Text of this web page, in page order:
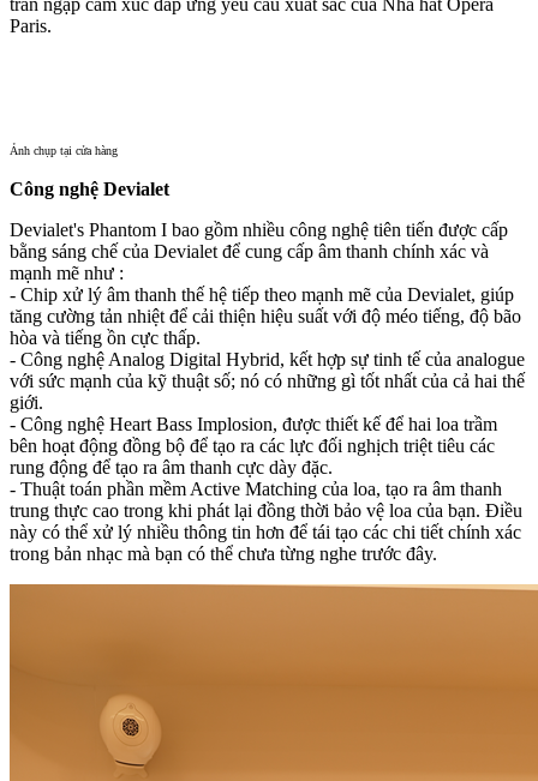
Paris.
Ảnh chụp tại cửa hàng
Công nghệ Devialet
Devialet's Phantom I bao gồm nhiều công nghệ tiên tiến được cấp
bằng sáng chế của Devialet để cung cấp âm thanh chính xác và
mạnh mẽ như :
- Chip xử lý âm thanh thế hệ tiếp theo mạnh mẽ của Devialet, giúp
tăng cường tản nhiệt để cải thiện hiệu suất với độ méo tiếng, độ bão
hòa và tiếng ồn cực thấp.
- Công nghệ Analog Digital Hybrid, kết hợp sự tinh tế của analogue
với sức mạnh của kỹ thuật số; nó có những gì tốt nhất của cả hai thế
giới.
- Công nghệ Heart Bass Implosion, được thiết kế để hai loa trầm
bên hoạt động đồng bộ để tạo ra các lực đối nghịch triệt tiêu các
rung động để tạo ra âm thanh cực dày đặc.
- Thuật toán phần mềm Active Matching của loa, tạo ra âm thanh
trung thực cao trong khi phát lại đồng thời bảo vệ loa của bạn. Điều
này có thể xử lý nhiều thông tin hơn để tái tạo các chi tiết chính xác
trong bản nhạc mà bạn có thể chưa từng nghe trước đây.